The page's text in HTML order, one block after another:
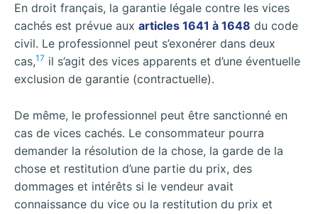
En droit français, la garantie légale contre les vices
cachés est prévue aux articles 1641 à 1648 du code
civil. Le professionnel peut s’exonérer dans deux
cas,17 il s’agit des vices apparents et d’une éventuelle
exclusion de garantie (contractuelle).
De même, le professionnel peut être sanctionné en
cas de vices cachés. Le consommateur pourra
demander la résolution de la chose, la garde de la
chose et restitution d’une partie du prix, des
dommages et intérêts si le vendeur avait
connaissance du vice ou la restitution du prix et